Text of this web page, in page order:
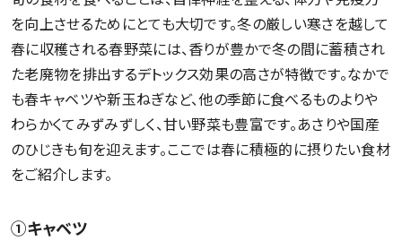
を向上させるためにとても大切です。冬の厳しい寒さを越して
春に収穫される春野菜には、香りが豊かで冬の間に蓄積され
た老廃物を排出するデトックス効果の高さが特徴です。なかで
も春キャベツや新玉ねぎなど、他の季節に食べるものよりや
わらかくてみずみずしく、甘い野菜も豊富です。あさりや国産
のひじきも旬を迎えます。ここでは春に積極的に摂りたい食材
をご紹介します。
①キャベツ